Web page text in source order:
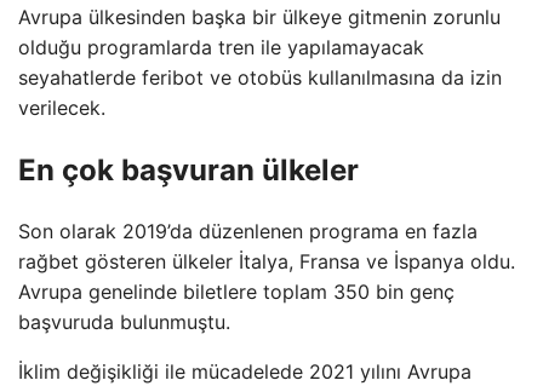
Avrupa ülkesinden başka bir ülkeye gitmenin zorunlu
olduğu programlarda tren ile yapılamayacak
seyahatlerde feribot ve otobüs kullanılmasına da izin
verilecek.
En çok başvuran ülkeler
Son olarak 2019’da düzenlenen programa en fazla
rağbet gösteren ülkeler İtalya, Fransa ve İspanya oldu.
Avrupa genelinde biletlere toplam 350 bin genç
başvuruda bulunmuştu.
İklim değişikliği ile mücadelede 2021 yılını Avrupa